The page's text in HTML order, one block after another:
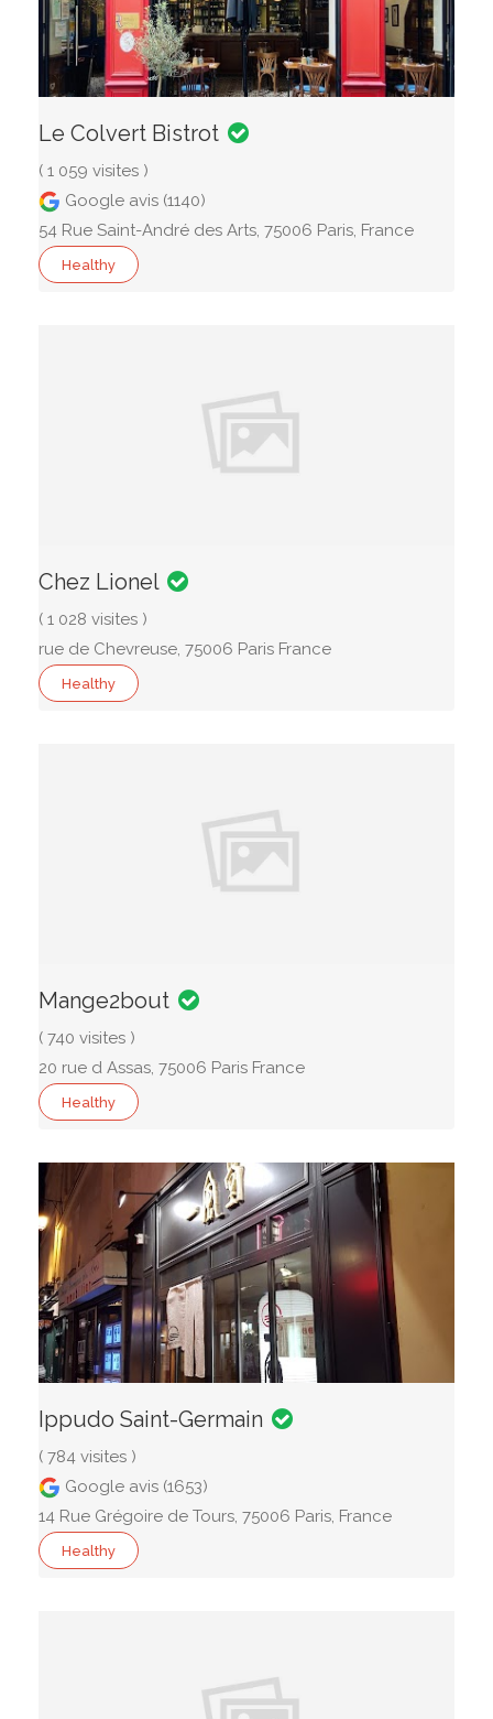
Le Colvert Bistrot
( 1 059 visites )
Google avis (1140)
54 Rue Saint-André des Arts, 75006 Paris, France
Healthy
Chez Lionel
( 1 028 visites )
rue de Chevreuse, 75006 Paris France
Healthy
Mange2bout
( 740 visites )
20 rue d Assas, 75006 Paris France
Healthy
Ippudo Saint-Germain
( 784 visites )
Google avis (1653)
14 Rue Grégoire de Tours, 75006 Paris, France
Healthy